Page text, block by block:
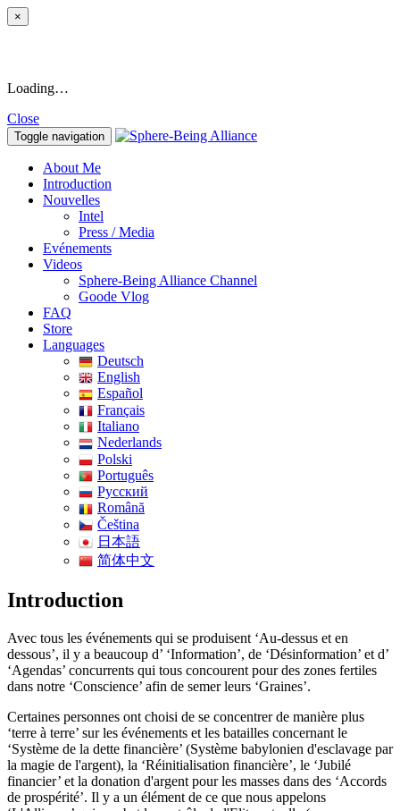
×
Loading…
Close
Toggle navigation
About Me
Introduction
Nouvelles
Intel
Press / Media
Evénements
Videos
Sphere-Being Alliance Channel
Goode Vlog
FAQ
Store
Languages
Deutsch
English
Español
Français
Italiano
Nederlands
Polski
Português
Pусский
Română
Čeština
日本語
简体中文
Introduction
Avec tous les événements qui se produisent ‘Au-dessus et en
dessous’, il y a beaucoup d’ ‘Information’, de ‘Désinformation’ et d’
‘Agendas’ concurrents qui tous concourent pour des zones fertiles
dans notre ‘Conscience’ afin de semer leurs ‘Graines’.
Certaines personnes ont choisi de se concentrer de manière plus
‘terre à terre’ sur les événements et les batailles concernant le
‘Système de la dette financière’ (Système babylonien d'esclavage par
la magie de l'argent), la ‘Réinitialisation financière’, le ‘Jubilé
financier’ et la donation d'argent pour les masses dans des ‘Accords
de prospérité’. Il y a un élément de ce que nous appelons